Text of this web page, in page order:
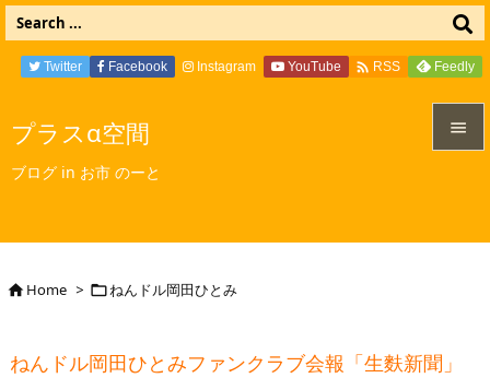
プラスα空間
ブログ in お市 のーと

次へ
Twitter Facebook Instagram YouTube  RSS Feedly
Home > ねんドル岡田ひとみ
ねんドル岡田ひとみファンクラブ会報「生麩新聞」